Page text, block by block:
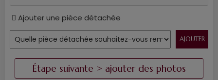
Ajouter une pièce détachée